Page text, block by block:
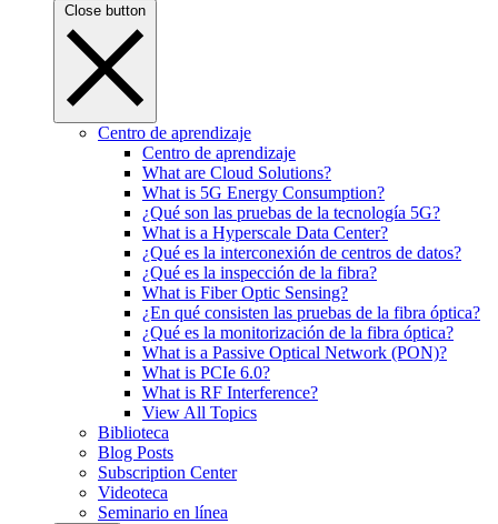
Close button
Centro de aprendizaje
Centro de aprendizaje
What are Cloud Solutions?
What is 5G Energy Consumption?
¿Qué son las pruebas de la tecnología 5G?
What is a Hyperscale Data Center?
¿Qué es la interconexión de centros de datos?
¿Qué es la inspección de la fibra?
What is Fiber Optic Sensing?
¿En qué consisten las pruebas de la fibra óptica?
¿Qué es la monitorización de la fibra óptica?
What is a Passive Optical Network (PON)?
What is PCIe 6.0?
What is RF Interference?
View All Topics
Biblioteca
Blog Posts
Subscription Center
Videoteca
Seminario en línea